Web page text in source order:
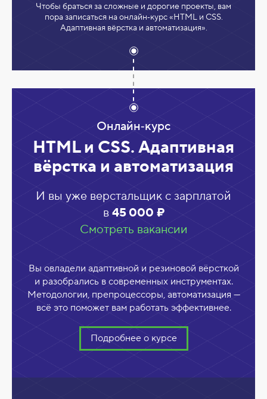
Чтобы браться за сложные и дорогие проекты, вам
пора записаться на онлайн‑курс «HTML и CSS.
Адаптивная вёрстка и автоматизация».
Онлайн‑курс
HTML и CSS. Адаптивная
вёрстка и автоматизация
И вы уже верстальщик с зарплатой
в45 000 ₽
Смотреть вакансии
Вы овладели адаптивной и резиновой вёрсткой
и разобрались в современных инструментах.
Методологии, препроцессоры, автоматизация —
всё это поможет вам работать эффективнее.
Подробнее о курсе